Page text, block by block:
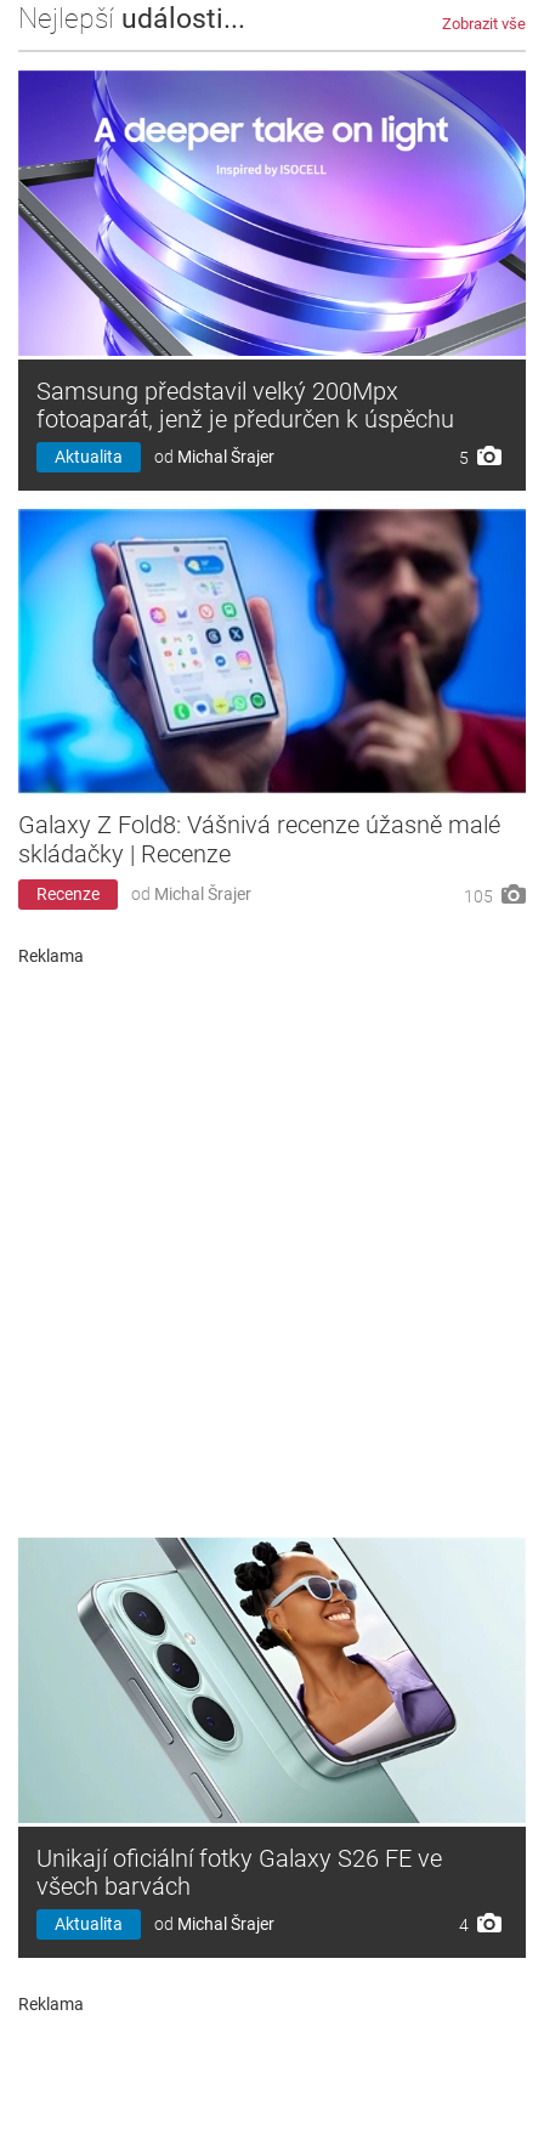
Nejlepší události... Zobrazit vše
Samsung představil velký 200Mpx
fotoaparát, jenž je předurčen k úspěchu
Aktualita od Michal Šrajer 5
Galaxy Z Fold8: Vášnivá recenze úžasně malé
skládačky | Recenze
Recenze od Michal Šrajer 105
Reklama
Unikají oficiální fotky Galaxy S26 FE ve
všech barvách
Aktualita od Michal Šrajer 4
Reklama